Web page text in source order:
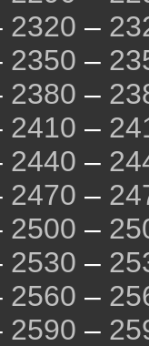
2320 –
2350 –
2380 –
2410 –
2440 –
2470 –
2500 –
2530 –
2560 –
2590 –